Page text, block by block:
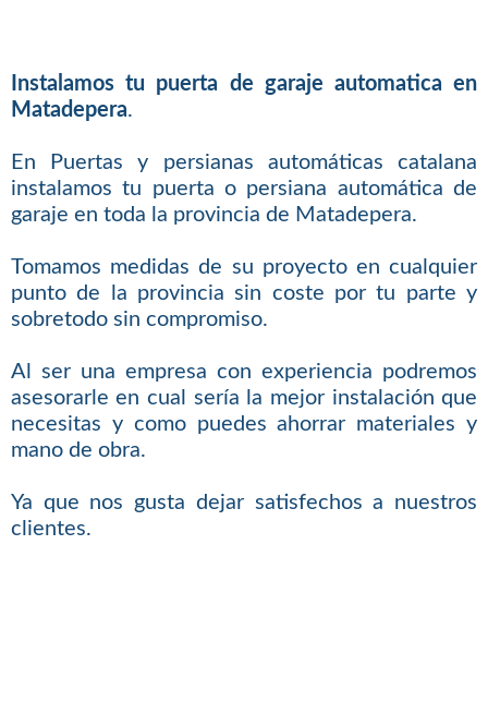
Instalamos tu puerta de garaje automatica en
Matadepera.
En Puertas y persianas automáticas catalana
instalamos tu puerta o persiana automática de
garaje en toda la provincia de Matadepera.
Tomamos medidas de su proyecto en cualquier
punto de la provincia sin coste por tu parte y
sobretodo sin compromiso.
Al ser una empresa con experiencia podremos
asesorarle en cual sería la mejor instalación que
necesitas y como puedes ahorrar materiales y
mano de obra.
Ya que nos gusta dejar satisfechos a nuestros
clientes.